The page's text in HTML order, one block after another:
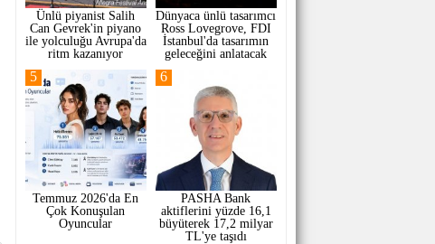
Ünlü piyanist Salih
Can Gevrek'in piyano
ile yolculuğu Avrupa'da
ritm kazanıyor
Dünyaca ünlü tasarımcı
Ross Lovegrove, FDI
İstanbul'da tasarımın
geleceğini anlatacak
Temmuz 2026'da En
Çok Konuşulan
Oyuncular
5
PASHA Bank
aktiflerini yüzde 16,1
büyüterek 17,2 milyar
TL'ye taşıdı
6